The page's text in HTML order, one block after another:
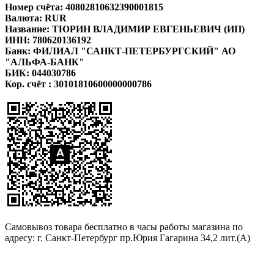
Номер счёта: 40802810632390001815
Валюта: RUR
Название: ТЮРИН ВЛАДИМИР ЕВГЕНЬЕВИЧ (ИП)
ИНН: 780620136192
Банк: ФИЛИАЛ "САНКТ-ПЕТЕРБУРГСКИЙ" АО
"АЛЬФА-БАНК"
БИК: 044030786
Кор. счёт : 30101810600000000786
Самовывоз товара бесплатно в часы работы магазина по
адресу: г. Санкт-Петербург пр.Юрия Гагарина 34,2 лит.(А)